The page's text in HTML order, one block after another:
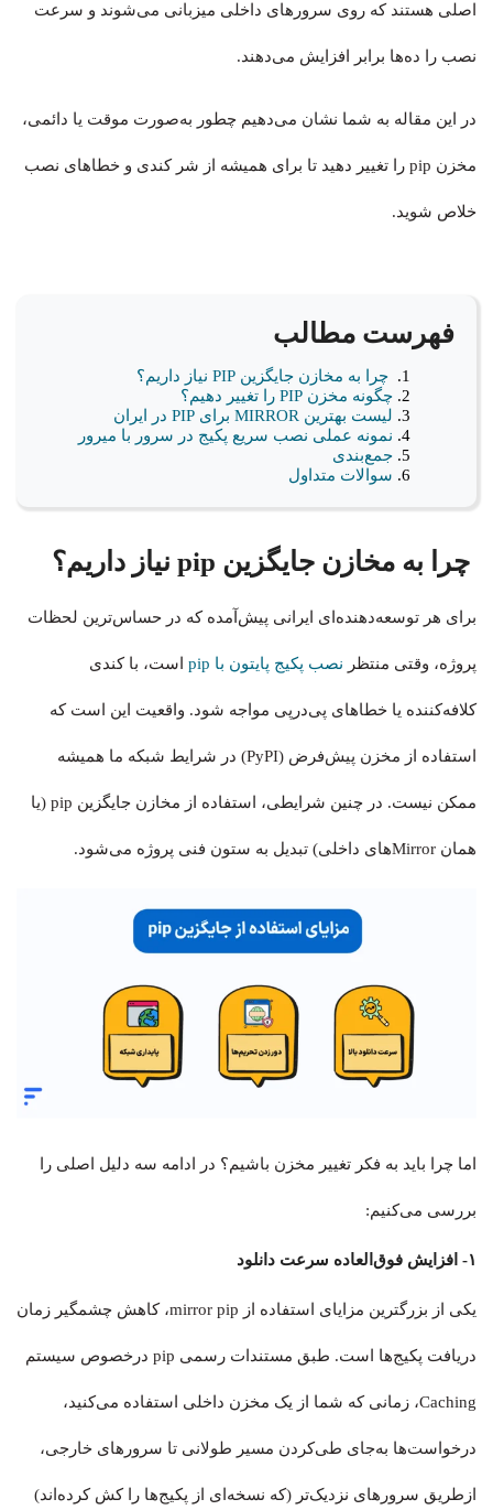
اصلی هستند که روی سرورهای داخلی میزبانی می‌شوند و سرعت
نصب را ده‌ها برابر افزایش می‌دهند.
در این مقاله به شما نشان می‌دهیم چطور به‌صورت موقت یا دائمی،
مخزن pip را تغییر دهید تا برای همیشه از شر کندی و خطاهای نصب
خلاص شوید.
فهرست مطالب
چرا به مخازن جایگزین PIP نیاز داریم؟
چگونه مخزن PIP را تغییر دهیم؟
لیست بهترین MIRROR برای PIP در ایران
نمونه عملی نصب سریع پکیج در سرور با میرور
جمع‌بندی
سوالات متداول
چرا به مخازن جایگزین pip نیاز داریم؟
برای هر توسعه‌دهنده‌ای ایرانی پیش‌آمده که در حساس‌ترین لحظات
پروژه، وقتی منتظر نصب پکیج پایتون با pip است، با کندی
کلافه‌کننده یا خطاهای پی‌درپی مواجه شود. واقعیت این است که
استفاده از مخزن پیش‌فرض (PyPI) در شرایط شبکه ما همیشه
ممکن نیست. در چنین شرایطی، استفاده از مخازن جایگزین pip (یا
همان Mirrorهای داخلی) تبدیل به ستون فنی پروژه می‌شود.
اما چرا باید به فکر تغییر مخزن باشیم؟ در ادامه سه دلیل اصلی را
بررسی می‌کنیم:
۱- افزایش فوق‌العاده سرعت دانلود
یکی از بزرگترین مزایای استفاده از mirror pip، کاهش چشمگیر زمان
دریافت پکیج‌ها است. طبق مستندات رسمی pip درخصوص سیستم
Caching، زمانی که شما از یک مخزن داخلی استفاده می‌کنید،
درخواست‌ها به‌جای طی‌کردن مسیر طولانی تا سرورهای خارجی،
ازطریق سرورهای نزدیک‌تر (که نسخه‌ای از پکیج‌ها را کش کرده‌اند)